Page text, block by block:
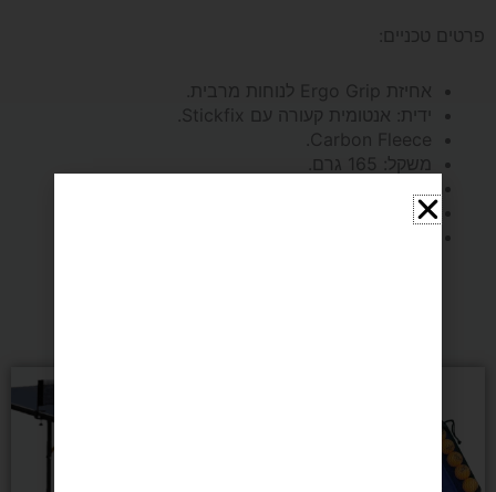
פרטים טכניים:
אחיזת Ergo Grip לנוחות מרבית.
ידית: אנטומית קעורה עם Stickfix.
Carbon Fleece.
משקל: 165 גרם.
מהירות 100%